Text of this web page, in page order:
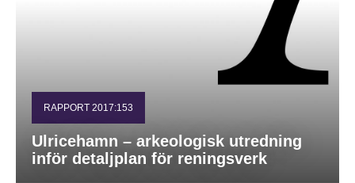
RAPPORT 2017:153
Ulricehamn – arkeologisk utredning
inför detaljplan för reningsverk